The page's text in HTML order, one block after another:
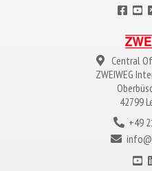
Central
ZWEIWEG
42799
+49